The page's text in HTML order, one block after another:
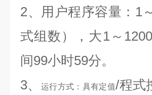
2、用户程序容量：1
式组数），大1～
间99小时59分。
3、
运行方式：具有定值/程式